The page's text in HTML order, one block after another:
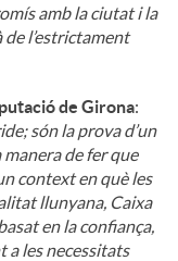
amb la ciutat i la
l’estrictament
de Girona:
són la prova d’un
de fer que
context en què les
llunyana, Caixa
en la confiança,
a les necessitats